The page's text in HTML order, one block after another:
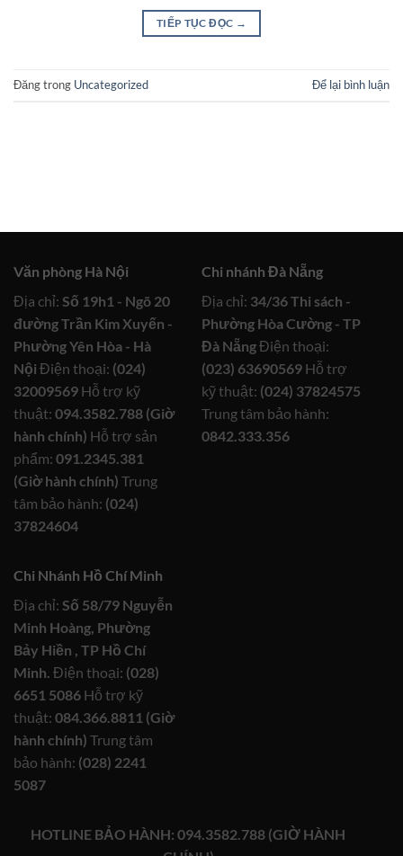
TIẾP TỤC ĐỌC →
Đăng trong Uncategorized Để lại bình luận
Văn phòng Hà Nội
Địa chỉ: Số 19h1 - Ngõ 20
đường Trần Kim Xuyến -
Phường Yên Hòa - Hà
Nội Điện thoại: (024)
32009569 Hỗ trợ kỹ
thuật: 094.3582.788 (Giờ
hành chính) Hỗ trợ sản
phẩm: 091.2345.381
(Giờ hành chính) Trung
tâm bảo hành: (024)
37824604
Chi nhánh Đà Nẵng
Địa chỉ: 34/36 Thi sách -
Phường Hòa Cường - TP
Đà NẵngĐiện thoại:
(023) 63690569 Hỗ trợ
kỹ thuật: (024) 37824575
Trung tâm bảo hành:
0842.333.356
Chi Nhánh Hồ Chí Minh
Địa chỉ: Số 58/79 Nguyễn
Minh Hoàng, Phường
Bảy Hiền , TP Hồ Chí
Minh. Điện thoại: (028)
6651 5086 Hỗ trợ kỹ
thuật: 084.366.8811 (Giờ
hành chính) Trung tâm
bảo hành: (028) 2241
5087
HOTLINE BẢO HÀNH: 094.3582.788 (GIỜ HÀNH